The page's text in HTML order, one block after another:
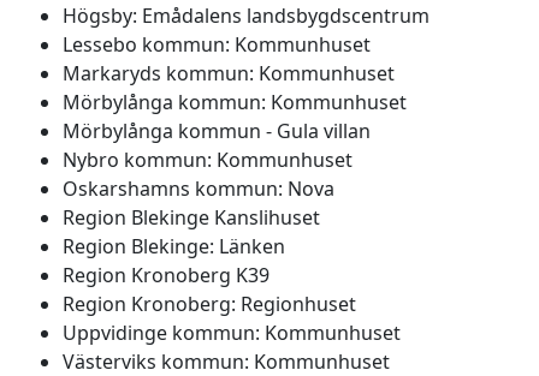
Högsby: Emådalens landsbygdscentrum
Lessebo kommun: Kommunhuset
Markaryds kommun: Kommunhuset
Mörbylånga kommun: Kommunhuset
Mörbylånga kommun - Gula villan
Nybro kommun: Kommunhuset
Oskarshamns kommun: Nova
Region Blekinge Kanslihuset
Region Blekinge: Länken
Region Kronoberg K39
Region Kronoberg: Regionhuset
Uppvidinge kommun: Kommunhuset
Västerviks kommun: Kommunhuset